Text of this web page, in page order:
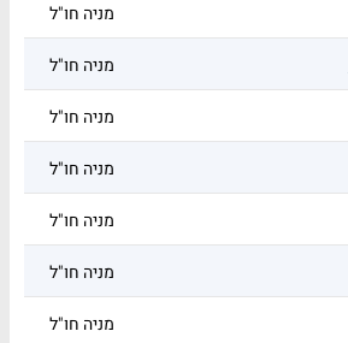
מניה חו"ל
מניה חו"ל
מניה חו"ל
מניה חו"ל
מניה חו"ל
מניה חו"ל
מניה חו"ל